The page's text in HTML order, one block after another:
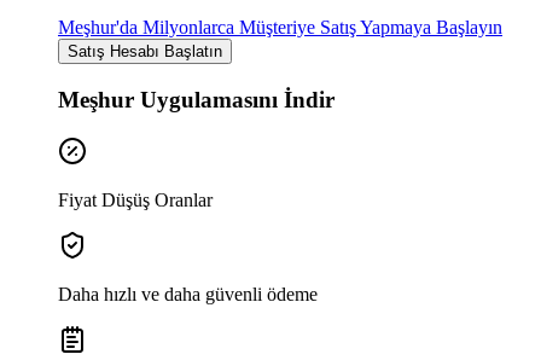
Meşhur'da Milyonlarca Müşteriye Satış Yapmaya Başlayın
Satış Hesabı Başlatın
Meşhur Uygulamasını İndir
Fiyat Düşüş Oranlar
Daha hızlı ve daha güvenli ödeme